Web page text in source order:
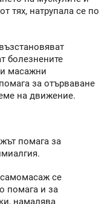
тях, натрупала се по
болезнените
масажни
за отърваване
на движение.
помага за
самомасаж се
помага и за
намалява